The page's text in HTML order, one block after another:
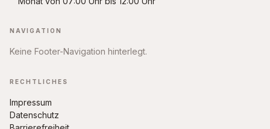
NAVIGATION
Keine Footer-Navigation hinterlegt.
RECHTLICHES
Impressum
Datenschutz